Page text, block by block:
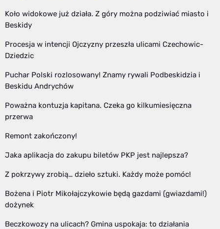
Koło widokowe już działa. Z góry można podziwiać miasto i
Beskidy
Procesja w intencji Ojczyzny przeszła ulicami Czechowic-
Dziedzic
Puchar Polski rozlosowany! Znamy rywali Podbeskidzia i
Beskidu Andrychów
Poważna kontuzja kapitana. Czeka go kilkumiesięczna
przerwa
Remont zakończony!
Jaka aplikacja do zakupu biletów PKP jest najlepsza?
Z pokrzywy zrobią… dzieło sztuki. Każdy może pomóc!
Bożena i Piotr Mikołajczykowie będą gazdami (gwiazdami!)
dożynek
Beczkowozy na ulicach? Gmina uspokaja: to działania